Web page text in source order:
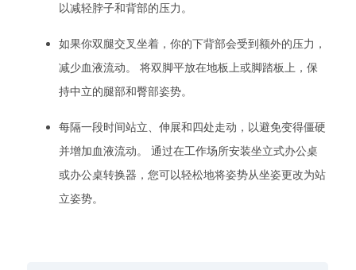
以减轻脖子和背部的压力。
如果你双腿交叉坐着，你的下背部会受到额外的压力，
减少血液流动。 将双脚平放在地板上或脚踏板上，保
持中立的腿部和臀部姿势。
每隔一段时间站立、伸展和四处走动，以避免变得僵硬
并增加血液流动。 通过在工作场所安装坐立式办公桌
或办公桌转换器，您可以轻松地将姿势从坐姿更改为站
立姿势。